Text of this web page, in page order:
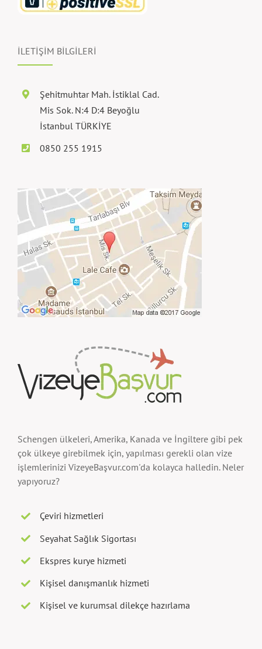
İLETİŞİM BİLGİLERİ
Şehitmuhtar Mah. İstiklal Cad.
Mis Sok. N:4 D:4 Beyoğlu
İstanbul TÜRKİYE
0850 255 1915
Schengen ülkeleri, Amerika, Kanada ve İngiltere gibi pek
çok ülkeye girebilmek için, yapılması gerekli olan vize
işlemlerinizi VizeyeBaşvur.com'da kolayca halledin. Neler
yapıyoruz?
Çeviri hizmetleri
Seyahat Sağlık Sigortası
Ekspres kurye hizmeti
Kişisel danışmanlık hizmeti
Kişisel ve kurumsal dilekçe hazırlama